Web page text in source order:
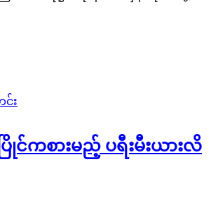
း
ကစားမည့် ပရီးမီးယားလိ